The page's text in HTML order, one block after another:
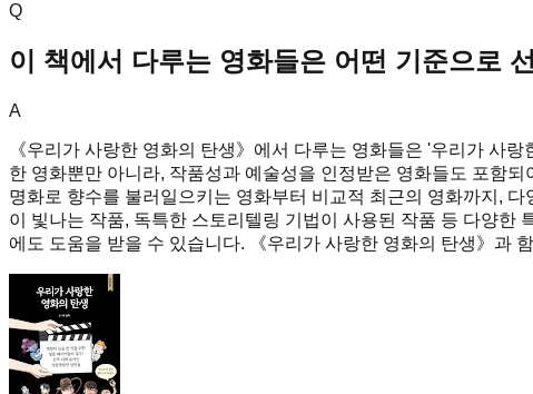
Q
이 책에서 다루는 영화들은 어떤 기준으로
A
《우리가 사랑한 영화의 탄생》에서 다루는 영화들은 '우리가 사
한 영화뿐만 아니라, 작품성과 예술성을 인정받은 영화들도 포함
명화로 향수를 불러일으키는 영화부터 비교적 최근의 영화까지,
이 빛나는 작품, 독특한 스토리텔링 기법이 사용된 작품 등 다양한
에도 도움을 받을 수 있습니다. 《우리가 사랑한 영화의 탄생》과